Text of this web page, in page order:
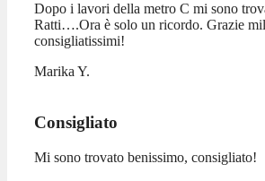
Dopo i lavori della metro C mi sono
Ratti….Ora è solo un ricordo. Grazie
consigliatissimi!
Marika Y.
Consigliato
Mi sono trovato benissimo, consigliato!